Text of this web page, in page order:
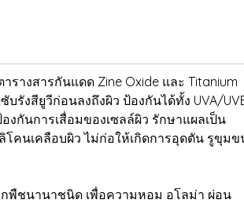
ารางสารกันแดด Zine Oxide และ Titanium
รังสียูวีก่อนลงถึงผิว ป้องกันได้ทั้ง UVA/
งกันการเสื่อมของเซลล์ผิว รักษาแผลเป็น
คนเคลือบผิว ไม่ก่อให้เกิดการอุดตัน รูขุมข
ากพืชนานาชนิด เพื่อความหอม อโลม่า ผ่อน